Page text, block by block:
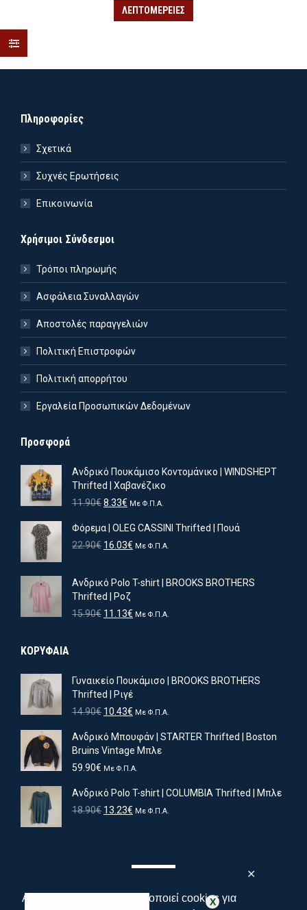
Αυτός ο ιστότοπος χρησιμοποιεί cookies για
✕
was:
22.90€.
τιμή
είναι:
ΛΕΠΤΟΜΈΡΕΙΕΣ
Πληροφορίες
Σχετικά
Συχνές Ερωτήσεις
Επικοινωνία
Χρήσιμοι Σύνδεσμοι
Τρόποι πληρωμής
Ασφάλεια Συναλλαγών
Αποστολές παραγγελιών
Πολιτική Επιστροφών
Πολιτική απορρήτου
Εργαλεία Προσωπικών Δεδομένων
Προσφορά
Ανδρικό Πουκάμισο Κοντομάνικο | WINDSHEPT
Thrifted | Χαβανέζικο
11.90€Original
was:
11.90€.
8.33€ Η
τιμή
είναι:
Με Φ.Π.Α.
Φόρεμα | OLEG CASSINI Thrifted | Πουά
22.90€ Original
22.90€.
16.03€ Η
είναι:
Με Φ.Π.Α.
Ανδρικό Polo T-shirt | BROOKS BROTHERS
Thrifted | Ροζ
15.90€ Original
11.13€ ΗΜε Φ.Π.Α.
ΚΟΡΥΦΑΙΑ
Γυναικείο Πουκάμισο | BROOKS BROTHERS
Thrifted | Ριγέ
14.90€ Original
was:
14.90€.
10.43€ Η
τιμή
είναι:
10.43€.
Με Φ.Π.Α.
Ανδρικό Μπουφάν | STARTER Thrifted | Boston
Bruins Vintage Μπλε
59.90€ Με Φ.Π.Α.
Ανδρικό Polo T-shirt | COLUMBIA Thrifted | Μπλε
18.90€ Original
13.23€ Η
13.23€.
Με Φ.Π.Α.